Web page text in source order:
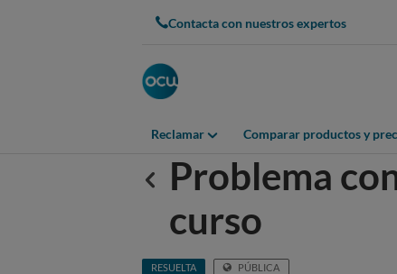
Contacta con nuestros expertos
Reclamar Comparar productos y
Anterior
Problema
curso
RESUELTA PÚBLICA